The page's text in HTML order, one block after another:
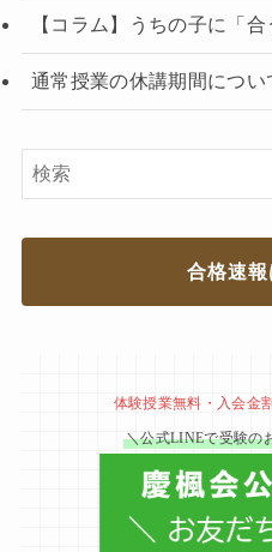
【コラム】うちの子に「
通常授業の休講期間につい
合格速報
体験授業無料・入会金
＼公式LINEで受験の